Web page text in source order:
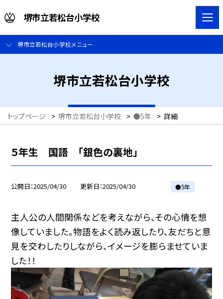
堺市立若松台小学校
堺市立若松台小学校メニュー
堺市立若松台小学校
トップページ > 堺市立若松台小学校 > ●5年 > 詳細
５年生 国語 「銀色の裏地」
公開日 2025/04/30 更新日 2025/04/30 ●5年
主人公の人間関係などを考えながら、その心情を想
像していました。物語をよく読み返したり、友だちと意
見を交わしたりしながら、イメージを膨らませていま
した！！